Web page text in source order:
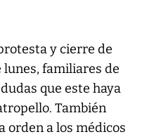
y cierre de
lunes, familiares de
que este haya
También
orden a los médicos